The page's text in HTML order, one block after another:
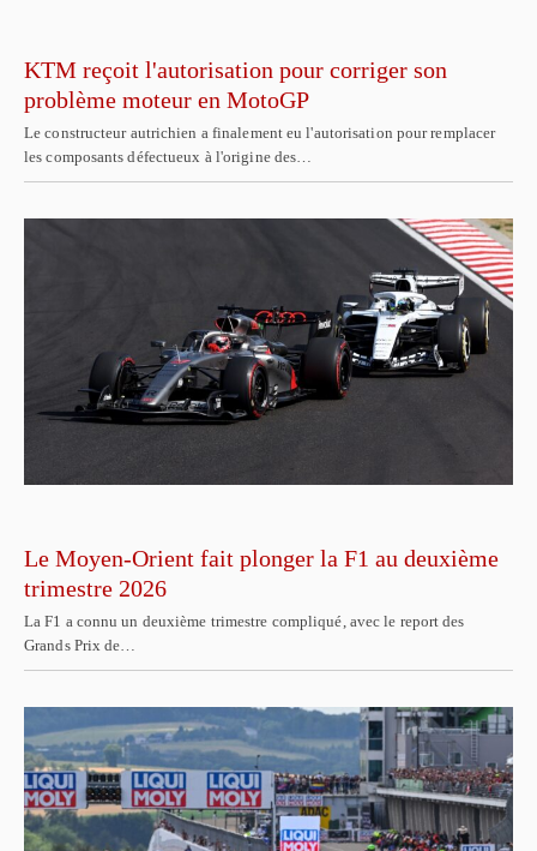
KTM reçoit l'autorisation pour corriger son
problème moteur en MotoGP
Le constructeur autrichien a finalement eu l'autorisation pour remplacer
les composants défectueux à l'origine des…
Le Moyen-Orient fait plonger la F1 au deuxième
trimestre 2026
La F1 a connu un deuxième trimestre compliqué, avec le report des
Grands Prix de…